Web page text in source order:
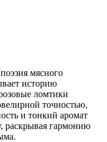
мясного
историю
ломтики
точностью,
и тонкий аромат
раскрывая гармонию